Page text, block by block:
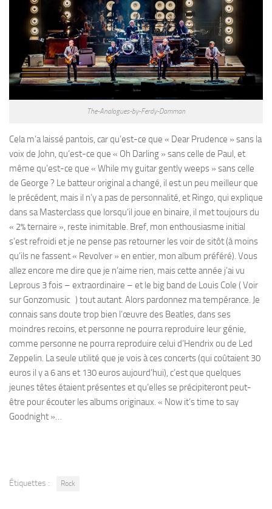
The-Analogues-by-Ferdy-Damman
Cela m’a laissé pantois, car qu’est-ce que « Dear Prudence » sans la
voix de John, qu’est-ce que « Oh Darling » sans celle de Paul, et
même qu’est-ce que « While my guitar gently weeps » sans celle
de George ? Le batteur original a changé, il est un peu meilleur que
le précédent, mais il n’y a pas de personnalité, et Ringo, qui explique
dans sa Masterclass que lorsqu’il joue en binaire, il met toujours du
« 2% ternaire », reste inimitable. Bref, mon enthousiasme initial
s’est refroidi et je ne pense pas retourner les voir de sitôt (à moins
qu’ils ne fassent « Revolver » en entier, mon album préféré). Vous
allez encore me dire que je n’aime rien, mais cette année j’ai vu
Leprous 3 fois – extraordinaire – et le big band de Louis Cole ( Voir
sur Gonzomusic ) tout autant. Alors pardonnez ma tempérance. Je
connais sans doute trop bien l’œuvre des Beatles, dans ses
moindres recoins, et personne ne pourra reproduire leur génie,
comme personne ne pourra reproduire celui d’Hendrix ou de Led
Zeppelin. La seule utilité que je vois à ces concerts (qui coûtaient 30
euros il y a 6 ans et 130 euros aujourd’hui), c’est que quelques
jeunes têtes étaient présentes et qu’elles se précipiteront peut-
être pour écouter les albums originaux. « Now it’s time to say
Goodnight »…
Étiquettes : Rock